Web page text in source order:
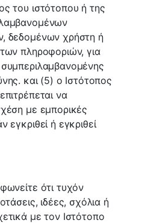
του ιστότοπου ή της
δεδομένων χρήστη ή
πληροφοριών, για
και (5) ο Ιστότοπος
να
με εμπορικές
εγκριθεί ή εγκριθεί
ότι τυχόν
ιδέες, σχόλια ή
με τον Ιστότοπο